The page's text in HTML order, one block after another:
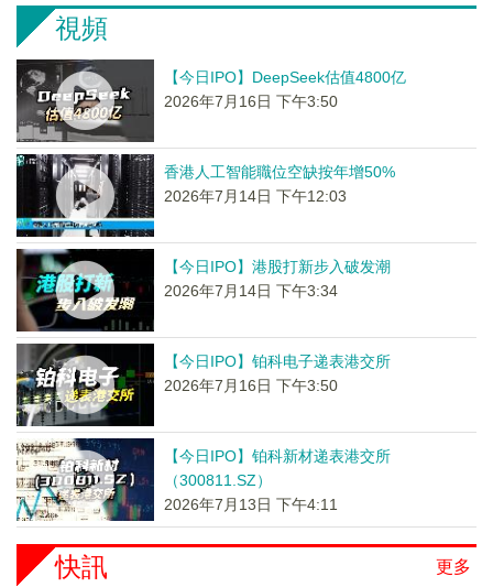
視頻
【今日IPO】DeepSeek估值4800亿
2026年7月16日 下午3:50
香港人工智能職位空缺按年增50%
2026年7月14日 下午12:03
【今日IPO】港股打新步入破发潮
2026年7月14日 下午3:34
【今日IPO】铂科电子递表港交所
2026年7月16日 下午3:50
【今日IPO】铂科新材递表港交所
（300811.SZ）
2026年7月13日 下午4:11
更多
快訊